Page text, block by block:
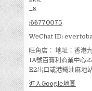
:66770075
WeChat ID:
旺角店： 地址：香港
1A號百寶利商業中心
E2出口或港鐵油麻地
進入Google地圖